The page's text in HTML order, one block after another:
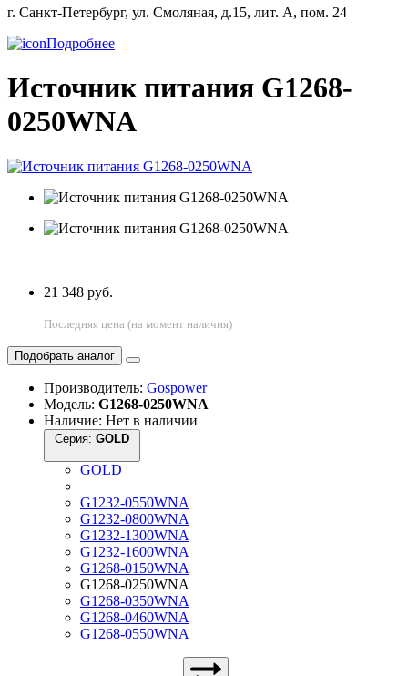
г. Санкт-Петербург, ул. Смоляная, д.15, лит. А, пом. 24
Подробнее
Источник питания G1268-
0250WNA
21 348 руб.
Последняя цена (на момент наличия)
Подобрать аналог
Производитель: Gospower
Модель: G1268-0250WNA
Наличие: Нет в наличии
Серия:
GOLD
G1232-0550WNA
G1232-0800WNA
G1232-1300WNA
G1232-1600WNA
G1268-0150WNA
G1268-0250WNA
G1268-0350WNA
G1268-0460WNA
G1268-0550WNA